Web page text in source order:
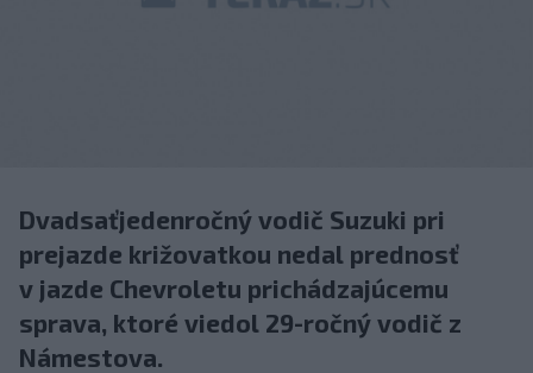
Dvadsaťjedenročný vodič Suzuki pri
prejazde križovatkou nedal prednosť
v jazde Chevroletu prichádzajúcemu
sprava, ktoré viedol 29-ročný vodič z
Námestova.